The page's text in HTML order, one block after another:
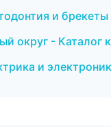
и
округ - Каталог
и